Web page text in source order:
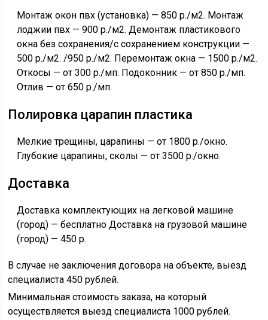
Монтаж окон пвх (установка) — 850 р./м2. Монтаж
лоджии пвх — 900 р./м2. Демонтаж пластикового
окна без сохранения/с сохранением конструкции —
500 р./м2. /950 р./м2. Перемонтаж окна — 1500 р./м2.
Откосы — от 300 р./мп. Подоконник — от 850 р./мп.
Отлив — от 650 р./мп.
Полировка царапин пластика
Мелкие трещины, царапины — от 1800 р./окно.
Глубокие царапины, сколы — от 3500 р./окно.
Доставка
Доставка комплектующих на легковой машине
(город) — бесплатно Доставка на грузовой машине
(город) — 450 р.
В случае не заключения договора на объекте, выезд
специалиста 450 рублей.
Минимальная стоимость заказа, на который
осуществляется выезд специалиста 1000 рублей.